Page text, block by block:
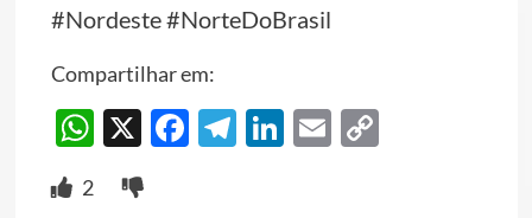
#Nordeste #NorteDoBrasil
Compartilhar em:
WhatsApp
X Facebook
Telegram
LinkedIn
EmailCopy
2